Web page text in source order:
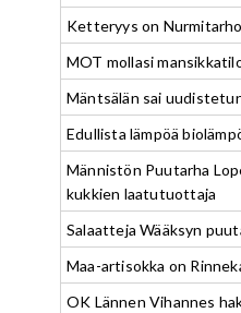
Ketteryys on
MOT mollasi
Mäntsälän sai
Edullista lämpöä
Männistön Puutarha
kukkien laatutuottaja
Salaatteja Wääksyn
Maa-artisokka on
OK Lännen Vihannes